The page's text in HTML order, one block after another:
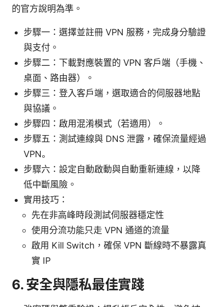
的官方說明為準。
步驟一：選擇並註冊 VPN 服務，完成身分驗證
與支付。
步驟二：下載對應裝置的 VPN 客戶端（手機、
桌面、路由器）。
步驟三：登入客戶端，選取適合的伺服器地點
與協議。
步驟四：啟用混淆模式（若適用）。
步驟五：測試連線與 DNS 泄露，確保流量經過
VPN。
步驟六：設定自動啟動與自動重新連線，以降
低中斷風險。
實用技巧：
先在非高峰時段測試伺服器穩定性
使用分流功能只走 VPN 通道的流量
啟用 Kill Switch，確保 VPN 斷線時不暴露真
實 IP
6. 安全與隱私最佳實踐